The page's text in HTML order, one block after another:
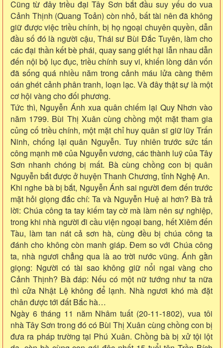
Cũng từ đây triều đại Tây Sơn bắt đầu suy yếu do vua
Cảnh Thịnh (Quang Toản) còn nhỏ, bất tài nên đã không
giữ được việc triều chính, bị họ ngoại chuyên quyền, dẫn
đầu số đó là người cậu, Thái sư Bùi Đắc Tuyên, làm cho
các đại thần kết bè phái, quay sang giết hại lẫn nhau dẫn
đến nội bộ lục đục, triều chính suy vi, khiến lòng dân vốn
đã sống quá nhiều năm trong cảnh máu lửa càng thêm
oán ghét cảnh phân tranh, loạn lạc. Và đây thật sự là một
cơ hội vàng cho đối phương.
Tức thì, Nguyễn Ánh xua quân chiếm lại Quy Nhơn vào
năm 1799. Bùi Thị Xuân cùng chồng một mặt tham gia
củng cố triều chính, một mặt chỉ huy quân sĩ giữ lũy Trấn
Ninh, chống lại quân Nguyễn. Tuy nhiên trước sức tấn
công mạnh mẽ của Nguyễn vương, các thành luỹ của Tây
Sơn nhanh chóng bị mất. Bà cùng chồng con bị quân
Nguyễn bắt được ở huyện Thanh Chương, tỉnh Nghệ An.
Khi nghe bà bị bắt, Nguyễn Ánh sai người đem đến trước
mặt hỏi giọng đắc chí: Ta và Nguyễn Huệ ai hơn? Bà trả
lời: Chúa công ta tay kiếm tay cờ mà làm nên sự nghiệp,
trong khi nhà người đi cầu viện ngoại bang, hết Xiêm đến
Tàu, làm tan nát cả sơn hà, cùng đều bị chúa công ta
đánh cho không còn manh giáp. Đem so với Chúa công
ta, nhà ngươi chẳng qua là ao trời nước vũng. Ánh gằn
giọng: Người có tài sao không giữ nổi ngai vàng cho
Cảnh Thịnh? Bà đáp: Nếu có một nữ tướng như ta nữa
thì cửa Nhật Lệ không để lạnh. Nhà ngươi khó mà đặt
chân được tới đất Bắc hà…
Ngày 6 tháng 11 năm Nhâm tuất (20-11-1802), vua tôi
nhà Tây Sơn trong đó có Bùi Thị Xuân cùng chồng con bị
đưa ra pháp trường tại Phú Xuân. Chồng bà bị xử tội lột